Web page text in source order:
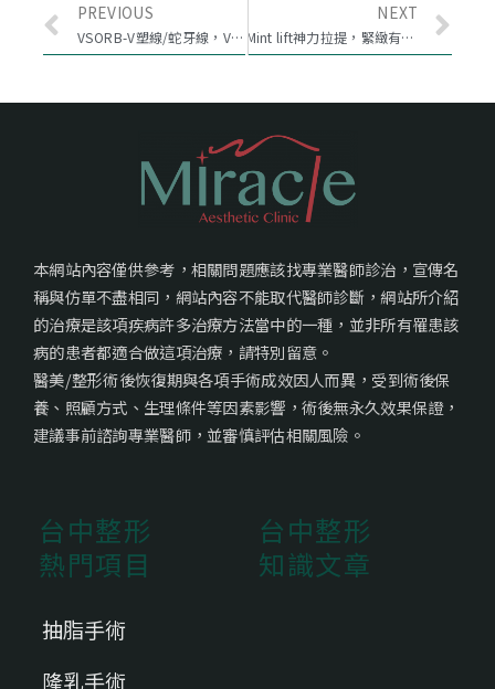
PREVIOUS
VSORB-V塑線/蛇牙線，V臉埋線拉提！改善鬆弛下垂、刺激膠原蛋白增生
NEXT
Mint lift神力拉提，緊緻有感，改善局部下垂更自信！
本網站內容僅供參考，相關問題應該找專業醫師診治，宣傳名
稱與仿單不盡相同，網站內容不能取代醫師診斷，網站所介紹
的治療是該項疾病許多治療方法當中的一種，並非所有罹患該
病的患者都適合做這項治療，請特別留意。
醫美/整形術後恢復期與各項手術成效因人而異，受到術後保
養、照顧方式、生理條件等因素影響，術後無永久效果保證，
建議事前諮詢專業醫師，並審慎評估相關風險。
台中整形
熱門項目
抽脂手術
隆乳手術
台中整形
知識文章